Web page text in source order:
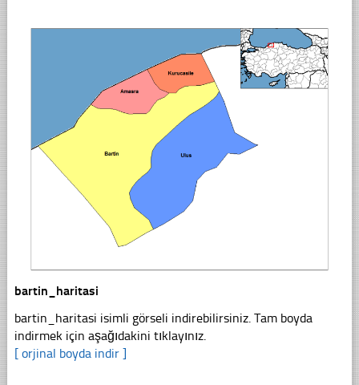
bartin_haritasi
bartin_haritasi isimli görseli indirebilirsiniz. Tam boyda
indirmek için aşağıdakini tıklayınız.
[ orjinal boyda indir ]